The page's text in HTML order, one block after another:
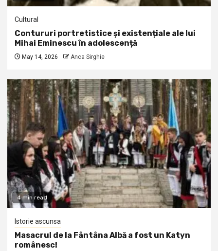
Cultural
Contururi portretistice și existențiale ale lui
Mihai Eminescu în adolescență
May 14, 2026 Anca Sirghie
4 min read
Istorie ascunsa
Masacrul de la Fântâna Albă a fost un Katyn
românesc!